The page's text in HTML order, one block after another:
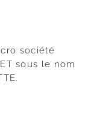
société
sous le nom